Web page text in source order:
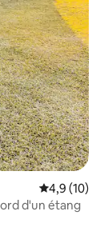
Note
4,9 (10)
d'un étang